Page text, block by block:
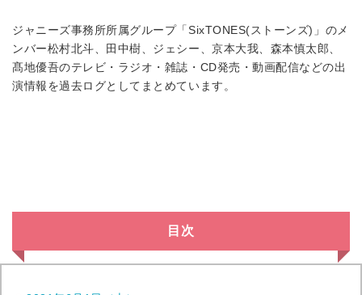
ジャニーズ事務所所属グループ「SixTONES(ストーンズ)」のメ
ンバー松村北斗、田中樹、ジェシー、京本大我、森本慎太郎、
髙地優吾のテレビ・ラジオ・雑誌・CD発売・動画配信などの出
演情報を過去ログとしてまとめています。
目次